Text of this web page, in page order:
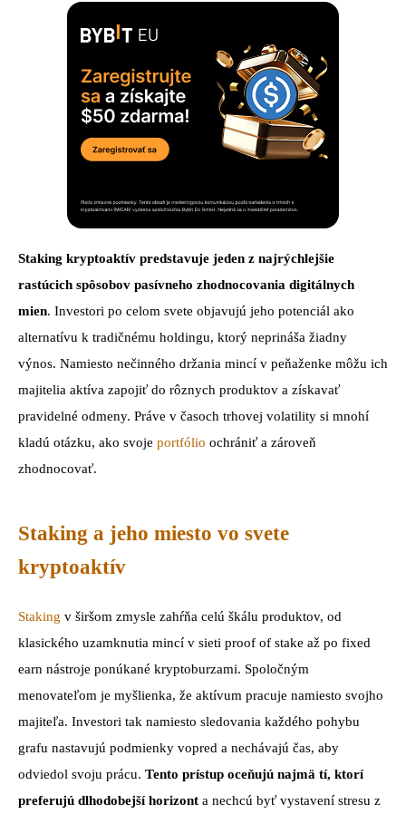
Staking kryptoaktív predstavuje jeden z najrýchlejšie
rastúcich spôsobov pasívneho zhodnocovania digitálnych
mien. Investori po celom svete objavujú jeho potenciál ako
alternatívu k tradičnému holdingu, ktorý neprináša žiadny
výnos. Namiesto nečinného držania mincí v peňaženke môžu ich
majitelia aktíva zapojiť do rôznych produktov a získavať
pravidelné odmeny. Práve v časoch trhovej volatility si mnohí
kladú otázku, ako svoje portfólio ochrániť a zároveň
zhodnocovať.
Staking a jeho miesto vo svete
kryptoaktív
Staking v širšom zmysle zahŕňa celú škálu produktov, od
klasického uzamknutia mincí v sieti proof of stake až po fixed
earn nástroje ponúkané kryptoburzami. Spoločným
menovateľom je myšlienka, že aktívum pracuje namiesto svojho
majiteľa. Investori tak namiesto sledovania každého pohybu
grafu nastavujú podmienky vopred a nechávajú čas, aby
odviedol svoju prácu. Tento prístup oceňujú najmä tí, ktorí
preferujú dlhodobejší horizont a nechcú byť vystavení stresu z